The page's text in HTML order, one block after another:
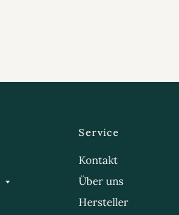
Service
Kontakt
Über uns
Hersteller